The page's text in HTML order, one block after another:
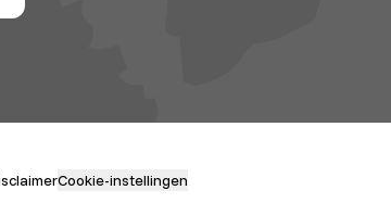
Cookie-instellingen